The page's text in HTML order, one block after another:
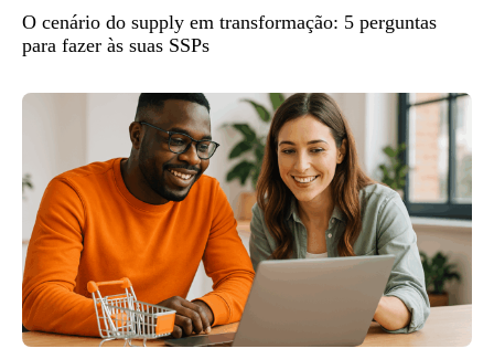
O cenário do supply em transformação: 5 perguntas
para fazer às suas SSPs